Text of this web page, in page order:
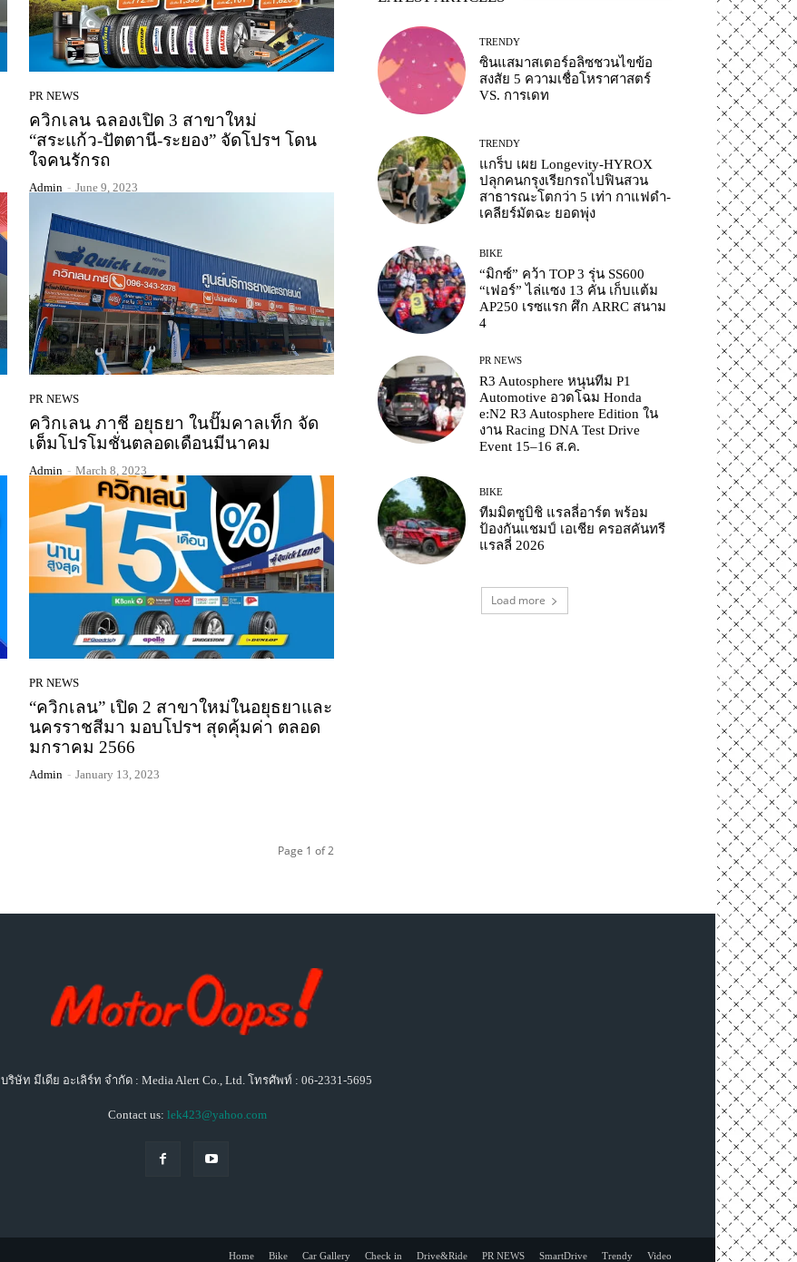
PR NEWS
ควิกเลน ฉลองเปิด 3 สาขาใหม่
“สระแก้ว-ปัตตานี-ระยอง” จัดโปรฯ โดน
ใจคนรักรถ
Admin - June 9, 2023
PR NEWS
ควิกเลน ภาชี อยุธยา ในปั๊มคาลเท็ก จัด
เต็มโปรโมชั่นตลอดเดือนมีนาคม
Admin - March 8, 2023
PR NEWS
“ควิกเลน” เปิด 2 สาขาใหม่ในอยุธยาและ
นครราชสีมา มอบโปรฯ สุดคุ้มค่า ตลอด
มกราคม 2566
Admin - January 13, 2023
Page 1 of 2
TRENDY
ซินแสมาสเตอร์อลิซชวนไขข้อ
สงสัย 5 ความเชื่อโหราศาสตร์
VS. การเดท
TRENDY
แกร็บ เผย Longevity-HYROX
ปลุกคนกรุงเรียกรถไปฟินสวน
สาธารณะโตกว่า 5 เท่า กาแฟดำ-
เคลียร์มัตฉะ ยอดพุ่ง
BIKE
“มิกซ์” คว้า TOP 3 รุ่น SS600
“เฟอร์” ไล่แซง 13 คัน เก็บแต้ม
AP250 เรซแรก ศึก ARRC สนาม
4
PR NEWS
R3 Autosphere หนุนทีม P1
Automotive อวดโฉม Honda
e:N2 R3 Autosphere Edition ใน
งาน Racing DNA Test Drive
Event 15–16 ส.ค.
BIKE
ทีมมิตซูบิชิ แรลลี่อาร์ต พร้อม
ป้องกันแชมป์ เอเชีย ครอสคันทรี
แรลลี่ 2026
Load more
บริษัท มีเดีย อะเลิร์ท จำกัด : Media Alert Co., Ltd. โทรศัพท์ : 06-2331-5695
Contact us: lek423@yahoo.com
Home Bike Car Gallery Check in Drive&Ride PR NEWS SmartDrive Trendy Video